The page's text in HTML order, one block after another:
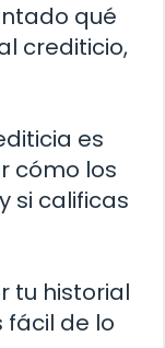
qué
crediticio,
es
cómo los
si calificas
tu historial
fácil de lo